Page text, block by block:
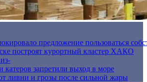
предложение пользоваться
построят курортный кластер ХАКО
катеров запретили выход в море
ливни и грозы после сильной жары